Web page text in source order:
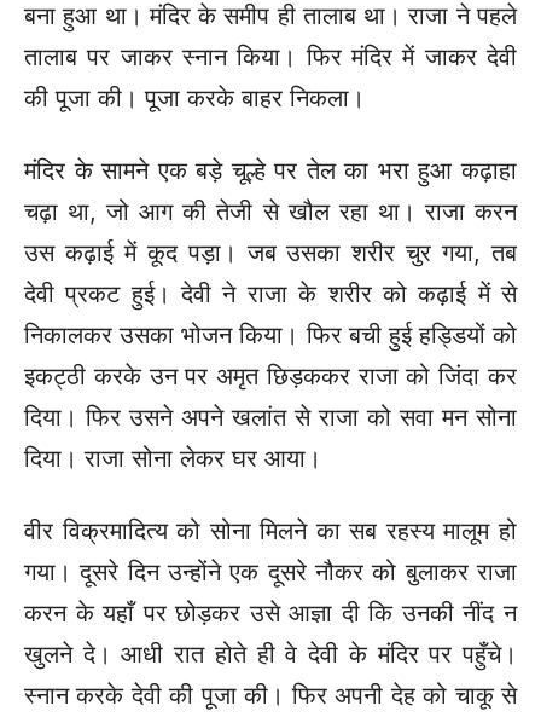
बना हुआ था। मंदिर के समीप ही तालाब था। राजा ने पहले
तालाब पर जाकर स्नान किया। फिर मंदिर में जाकर देवी
की पूजा की। पूजा करके बाहर निकला।
मंदिर के सामने एक बड़े चूल्हे पर तेल का भरा हुआ कढ़ाहा
चढ़ा था, जो आग की तेजी से खौल रहा था। राजा करन
उस कढ़ाई में कूद पड़ा। जब उसका शरीर चुर गया, तब
देवी प्रकट हुई। देवी ने राजा के शरीर को कढ़ाई में से
निकालकर उसका भोजन किया। फिर बची हुई हड्डियों को
इकट्ठी करके उन पर अमृत छिड़ककर राजा को जिंदा कर
दिया। फिर उसने अपने खलांत से राजा को सवा मन सोना
दिया। राजा सोना लेकर घर आया।
वीर विक्रमादित्य को सोना मिलने का सब रहस्य मालूम हो
गया।दूसरे दिन उन्होंने एक दूसरे नौकर को बुलाकर राजा
करन के यहाँ पर छोड़कर उसे आज्ञा दी कि उनकी नींद न
खुलने दे। आधी रात होते ही वे देवी के मंदिर पर पहुँचे।
स्नान करके देवी की पूजा की। फिर अपनी देह को चाकू से